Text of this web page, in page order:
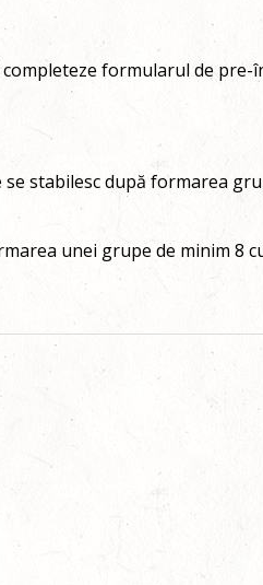
formularul de pre-
stabilesc după formarea
unei grupe de minim 8